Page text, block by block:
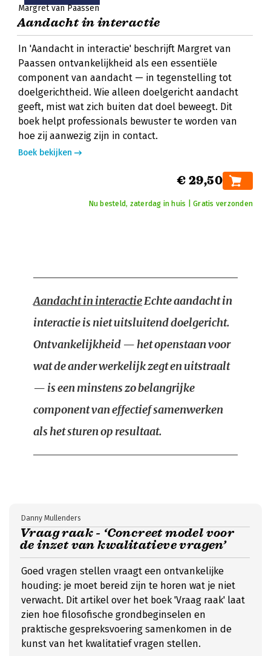
Margret van Paassen
Aandacht in interactie
In 'Aandacht in interactie' beschrijft Margret van
Paassen ontvankelijkheid als een essentiële
component van aandacht — in tegenstelling tot
doelgerichtheid. Wie alleen doelgericht aandacht
geeft, mist wat zich buiten dat doel beweegt. Dit
boek helpt professionals bewuster te worden van
hoe zij aanwezig zijn in contact.
Boek bekijken
€ 29,50
Nu besteld, zaterdag in huis | Gratis verzonden
Aandacht in interactieEchte aandacht in
interactie is niet uitsluitend doelgericht.
Ontvankelijkheid — het openstaan voor
wat de ander werkelijk zegt en uitstraalt
— is een minstens zo belangrijke
component van effectief samenwerken
als het sturen op resultaat.
Vraag raak - ‘Concreet model voor
de inzet van kwalitatieve vragen’
Danny Mullenders
Goed vragen stellen vraagt een ontvankelijke
houding: je moet bereid zijn te horen wat je niet
verwacht. Dit artikel over het boek 'Vraag raak' laat
zien hoe filosofische grondbeginselen en
praktische gespreksvoering samenkomen in de
kunst van het kwalitatief vragen stellen.